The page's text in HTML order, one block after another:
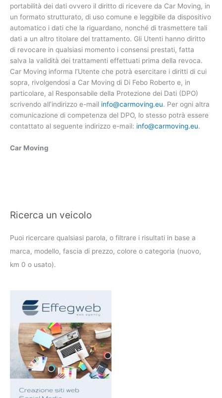
portabilità dei dati ovvero il diritto di ricevere da Car Moving, in
un formato strutturato, di uso comune e leggibile da dispositivo
automatico i dati che la riguardano, nonché di trasmettere tali
dati a un altro titolare del trattamento. Gli Utenti hanno diritto
di revocare in qualsiasi momento i consensi prestati, fatta
salva la validità dei trattamenti effettuati prima della revoca.
Car Moving informa l’Utente che potrà esercitare i diritti di cui
sopra, rivolgendosi a Car Moving di Di Febo Roberto e, in
particolare, al Responsabile della Protezione dei Dati (DPO)
scrivendo all’indirizzo e-mail info@carmoving.eu. Per ogni altra
comunicazione di competenza del DPO, lo stesso potrà essere
contattato al seguente indirizzo e-mail: info@carmoving.eu.
Car Moving
Ricerca un veicolo
Puoi ricercare qualsiasi parola, o filtrare i risultati in base a
marca, modello, fascia di prezzo, colore o categoria (nuovo,
km 0 o usato).